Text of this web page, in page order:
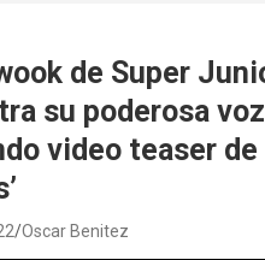
de Super
su poderosa voz
video teaser de
Oscar Benitez